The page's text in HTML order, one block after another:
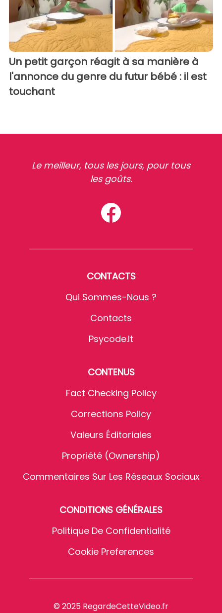
Un petit garçon réagit à sa manière à
l'annonce du genre du futur bébé : il est
touchant
Le meilleur, tous les jours, pour tous
les goûts.
CONTACTS
Qui Sommes-Nous ?
Contacts
Psycode.it
CONTENUS
Fact Checking Policy
Corrections Policy
Valeurs Éditoriales
Propriété (Ownership)
Commentaires Sur Les Réseaux Sociaux
CONDITIONS GÉNÉRALES
Politique De Confidentialité
Cookie Preferences
© 2025 RegardeCetteVideo.fr